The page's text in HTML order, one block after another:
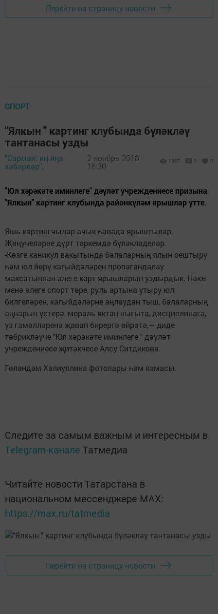
Перейти на страницу новости
СПОРТ
"Ялкын " картинг клубында бүләкләү
тантанасы узды
"Сарман: иң яңа
хәбәрләр",
2 ноябрь 2018 -
16:30
1687 0 0
"Юл хәрәкәте иминлеге" дәүләт учреждениесе призына
"Ялкын" картинг клубында районкүләм ярышлар үтте.
Яшь картингчылар ачык һавада ярыштылар.
Җиңүчеләрне дүрт төркемдә бүләкләделәр.
-Көзге каникул вакытында балаларның ялын оештыру
һәм юл йөрү кагыйдәләрен пропагандалау
максатыннан әлеге карт ярышларын уздырдык. Нәкъ
менә әлеге спорт төре, руль артына утыру юл
билгеләрен, кагыйдәләрне аңлаудан тыш, балаларның
аңнарын үстерә, мораль яктан ныгыта, дисциплинага,
үз гамәлләренә җавап бирергә өйрәтә,— диде
тәбрикләүче "Юл хәрәкәте иминлеге " дәүләт
учреждениесе җитәкчесе Алсу Ситдикова.
Гөләндәм Хәлиуллина фотолары һәм язмасы.
Следите за самым важным и интересным в
Telegram-канале Татмедиа
Читайте новости Татарстана в
национальном мессенджере MАХ:
https://max.ru/tatmedia
Перейти на страницу новости